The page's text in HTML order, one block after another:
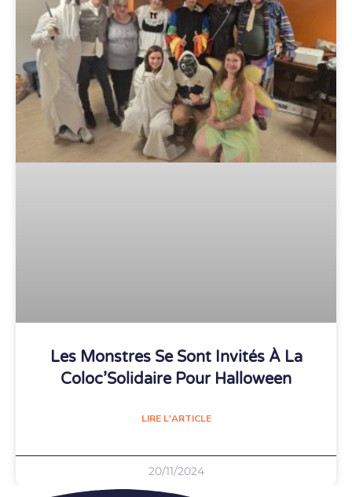
Les Monstres Se Sont Invités À La
Coloc’Solidaire Pour Halloween
LIRE L'ARTICLE
20/11/2024